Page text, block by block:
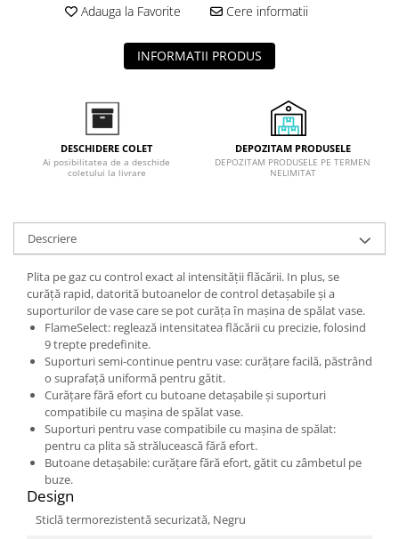
Plite cu hota integrata
Adauga la Favorite Cere informatii
INFORMATII PRODUS
DESCHIDERE COLET
Ai posibilitatea de a deschide
coletului la livrare
DEPOZITAM PRODUSELE
DEPOZITAM PRODUSELE PE TERMEN
NELIMITAT
Descriere
Plita pe gaz cu control exact al intensităţii flăcării. In plus, se
curăţă rapid, datorită butoanelor de control detaşabile şi a
suporturilor de vase care se pot curăţa ȋn maşina de spălat vase.
FlameSelect: reglează intensitatea flăcării cu precizie, folosind
9 trepte predefinite.
Suporturi semi-continue pentru vase: curățare facilă, păstrând
o suprafață uniformă pentru gătit.
Curățare fără efort cu butoane detașabile și suporturi
compatibile cu mașina de spălat vase.
Suporturi pentru vase compatibile cu mașina de spălat:
pentru ca plita să strălucească fără efort.
Butoane detașabile: curățare fără efort, gătit cu zâmbetul pe
buze.
Design
Sticlă termorezistentă securizată, Negru